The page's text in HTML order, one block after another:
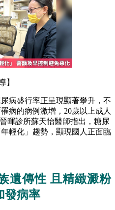
】
病盛行率正呈現顯著攀升，不
病的病例激增，20歲以上成人
暉診所蘇天怡醫師指出，糖尿
輕化」趨勢，顯現國人正面臨
遺傳性 且精緻澱粉
發病率